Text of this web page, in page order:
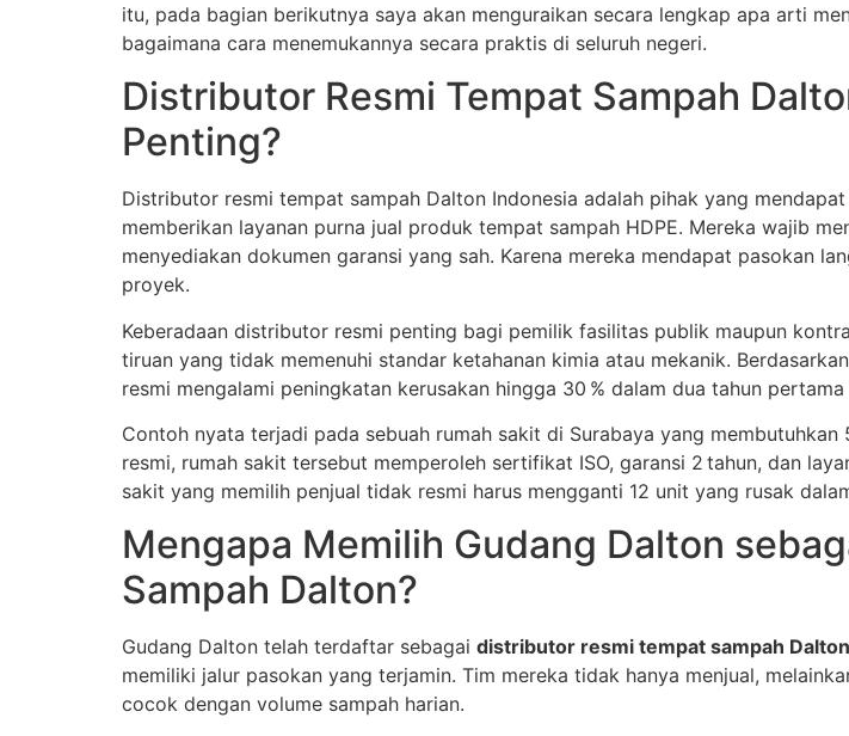
itu, pada bagian berikutnya saya akan menguraikan secara lengkap apa arti
bagaimana cara menemukannya secara praktis di seluruh negeri.
Distributor Resmi Tempat Sampah
Penting?
Distributor resmi tempat sampah Dalton Indonesia adalah pihak yang
memberikan layanan purna jual produk tempat sampah HDPE. Mereka wajib
menyediakan dokumen garansi yang sah. Karena mereka mendapat pasokan
proyek.
Keberadaan distributor resmi penting bagi pemilik fasilitas publik maupun
tiruan yang tidak memenuhi standar ketahanan kimia atau mekanik.
resmi mengalami peningkatan kerusakan hingga 30 % dalam dua tahun pertama
Contoh nyata terjadi pada sebuah rumah sakit di Surabaya yang
resmi, rumah sakit tersebut memperoleh sertifikat ISO, garansi 2 tahun, dan
sakit yang memilih penjual tidak resmi harus mengganti 12 unit yang rusak
Mengapa Memilih Gudang Dalton
Sampah Dalton?
Gudang Dalton telah terdaftar sebagai distributor resmi tempat sampah
memiliki jalur pasokan yang terjamin. Tim mereka tidak hanya menjual,
cocok dengan volume sampah harian.